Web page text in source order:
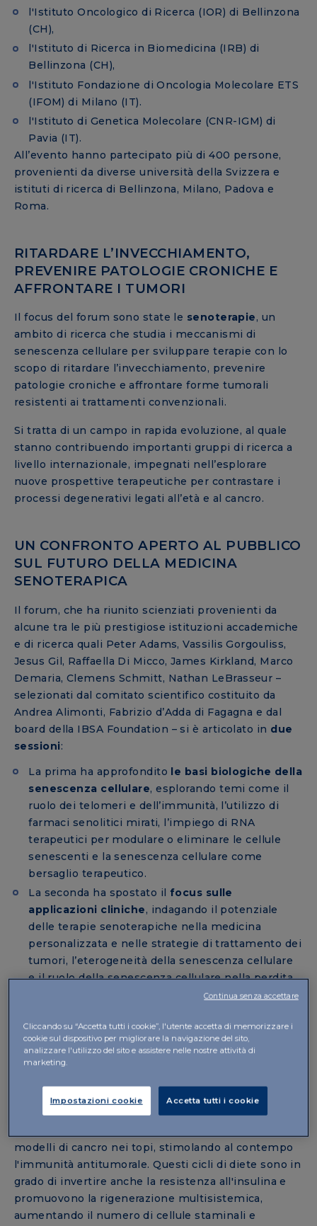
l'Istituto Oncologico di Ricerca (IOR) di Bellinzona
(CH),
l'Istituto di Ricerca in Biomedicina (IRB) di
Bellinzona (CH),
l'Istituto Fondazione di Oncologia Molecolare ETS
(IFOM) di Milano (IT).
l'Istituto di Genetica Molecolare (CNR-IGM) di
Pavia (IT).
All’evento hanno partecipato più di 400 persone,
provenienti da diverse università della Svizzera e
istituti di ricerca di Bellinzona, Milano, Padova e
Roma.
RITARDARE L’INVECCHIAMENTO,
PREVENIRE PATOLOGIE CRONICHE E
AFFRONTARE I TUMORI
Il focus del forum sono state le senoterapie, un
ambito di ricerca che studia i meccanismi di
senescenza cellulare per sviluppare terapie con lo
scopo di ritardare l’invecchiamento, prevenire
patologie croniche e affrontare forme tumorali
resistenti ai trattamenti convenzionali.
Si tratta di un campo in rapida evoluzione, al quale
stanno contribuendo importanti gruppi di ricerca a
livello internazionale, impegnati nell’esplorare
nuove prospettive terapeutiche per contrastare i
processi degenerativi legati all’età e al cancro.
UN CONFRONTO APERTO AL PUBBLICO
SUL FUTURO DELLA MEDICINA
SENOTERAPICA
Il forum, che ha riunito scienziati provenienti da
alcune tra le più prestigiose istituzioni accademiche
e di ricerca quali Peter Adams, Vassilis Gorgouliss,
Jesus Gil, Raffaella Di Micco, James Kirkland, Marco
Demaria, Clemens Schmitt, Nathan LeBrasseur –
selezionati dal comitato scientifico costituito da
Andrea Alimonti, Fabrizio d’Adda di Fagagna e dal
board della IBSA Foundation – si è articolato in due
sessioni:
La prima ha approfondito le basi biologiche della
senescenza cellulare, esplorando temi come il
ruolo dei telomeri e dell’immunità, l’utilizzo di
farmaci senolitici mirati, l’impiego di RNA
terapeutici per modulare o eliminare le cellule
senescenti e la senescenza cellulare come
bersaglio terapeutico.
La seconda ha spostato il focus sulle
applicazioni cliniche, indagando il potenziale
delle terapie senoterapiche nella medicina
personalizzata e nelle strategie di trattamento dei
tumori, l’eterogeneità della senescenza cellulare
e il ruolo della senescenza cellulare nella perdita
muscolare associata all’invecchiamento e al
Fra i relatori ancheValter Longo , Edna Jones
Professor in Scienze biologiche e gerontologia,
nonché Direttore del Longevity Institute presso la
Prof. Longo ha presentato i più recenti studi clinici, i
quali dimostrano che laDieta Mima Digiuno (FMD)
modelli di cancro nei topi, stimolando al contempo
l'immunità antitumorale. Questi cicli di diete sono in
grado di invertire anche la resistenza all'insulina e
promuovono la rigenerazione multisistemica,
aumentando il numero di cellule staminali e
Cliccando su “Accetta tutti i cookie”, l'utente accetta di memorizzare i
cookie sul dispositivo per migliorare la navigazione del sito,
analizzare l'utilizzo del sito e assistere nelle nostre attività di
marketing.
Impostazioni cookie Accetta tutti i cookie
Continua senza accettare